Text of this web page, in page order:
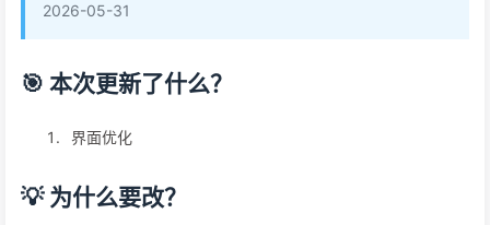
2026-05-31
🎯 本次更新了什么？
界面优化
💡 为什么要改？